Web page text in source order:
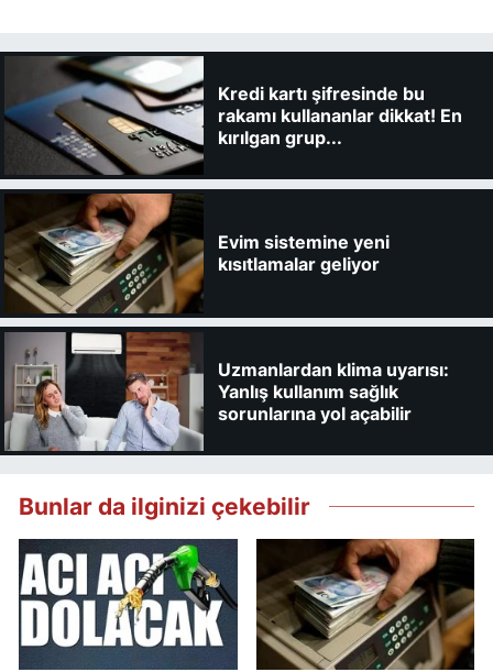
Kredi kartı şifresinde bu
rakamı kullananlar dikkat! En
kırılgan grup...
Evim sistemine yeni
kısıtlamalar geliyor
Uzmanlardan klima uyarısı:
Yanlış kullanım sağlık
sorunlarına yol açabilir
Bunlar da ilginizi çekebilir